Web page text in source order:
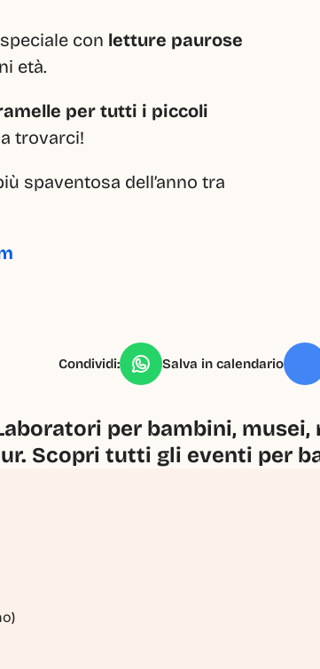
con letture paurose
età.
per tutti i piccoli
trovarci!
spaventosa dell’anno tra
Condividi: Salva in calendario
per bambini,
Scopri tutti gli eventi per